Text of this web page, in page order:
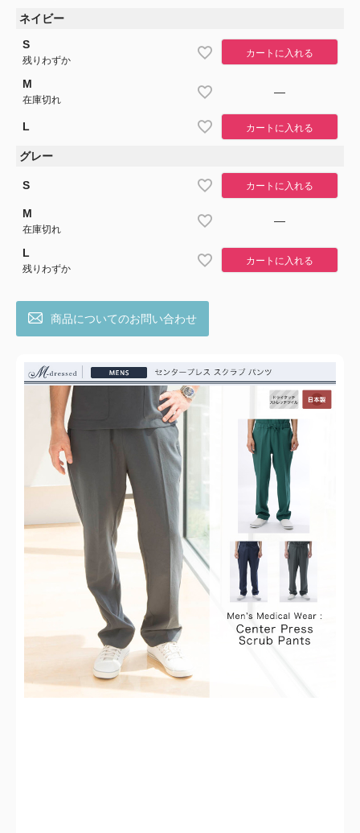
ネイビー
S
残りわずか
カートに入れる
M
在庫切れ
—
L カートに入れる
グレー
S カートに入れる
M
在庫切れ
—
L
残りわずか
カートに入れる
商品についてのお問い合わせ